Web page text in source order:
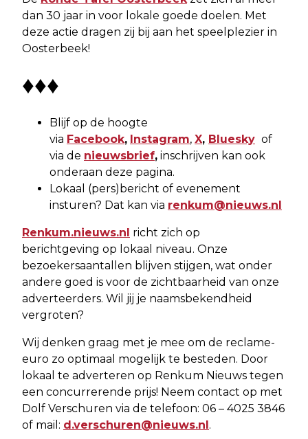
dan 30 jaar in voor lokale goede doelen. Met
deze actie dragen zij bij aan het speelplezier in
Oosterbeek!
♦♦♦
Blijf op de hoogte
via Facebook, Instagram, X, Bluesky of
via de nieuwsbrief, inschrijven kan ook
onderaan deze pagina.
Lokaal (pers)bericht of evenement
insturen? Dat kan via renkum@nieuws.nl
Renkum.nieuws.nl richt zich op
berichtgeving op lokaal niveau. Onze
bezoekersaantallen blijven stijgen, wat onder
andere goed is voor de zichtbaarheid van onze
adverteerders. Wil jij je naamsbekendheid
vergroten?
Wij denken graag met je mee om de reclame-
euro zo optimaal mogelijk te besteden. Door
lokaal te adverteren op Renkum Nieuws tegen
een concurrerende prijs! Neem contact op met
Dolf Verschuren via de telefoon: 06 – 4025 3846
of mail: d.verschuren@nieuws.nl.